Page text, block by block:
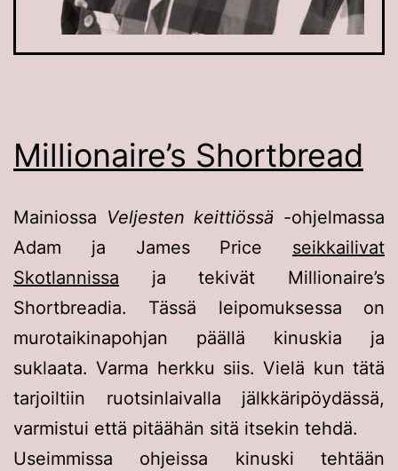
Millionaire’s Shortbread
Mainiossa Veljesten keittiössä -ohjelmassa
Adam ja James Price seikkailivat
Skotlannissa ja tekivät Millionaire’s
Shortbreadia. Tässä leipomuksessa on
murotaikinapohjan päällä kinuskia ja
suklaata. Varma herkku siis. Vielä kun tätä
tarjoiltiin ruotsinlaivalla jälkkäripöydässä,
varmistui että pitäähän sitä itsekin tehdä.
Useimmissa ohjeissa kinuski tehtään